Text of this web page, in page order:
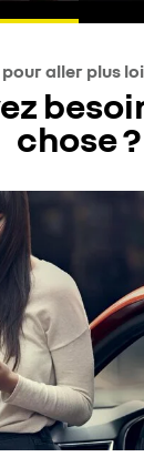
pour aller plus
chose ?